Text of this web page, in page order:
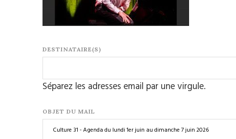
DESTINATAIRE(S)
Séparez les adresses email par une virgule.
OBJET DU MAIL